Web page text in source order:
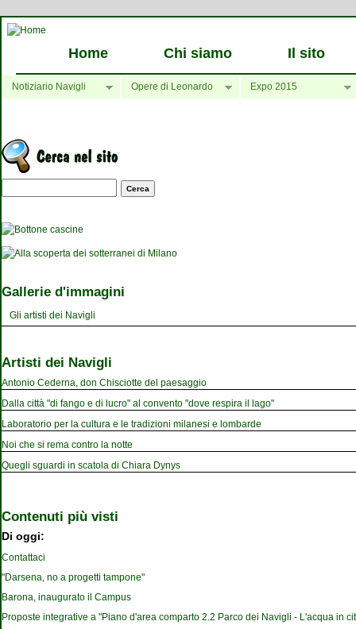
Home Chi siamo Il sito
Notiziario Navigli Opere di Leonardo Expo 2015
Maschera di ricerca
Gallerie d'immagini
Gli artisti dei Navigli
Artisti dei Navigli
Antonio Cederna, don Chisciotte del paesaggio
Dalla città "di fango e di lucro" al convento "dove respira il lago"
Laboratorio per la cultura e le tradizioni milanesi e lombarde
Noi che si rema contro la notte
Quegli sguardi in scatola di Chiara Dynys
Contenuti più visti
Di oggi:
Contattaci
"Darsena, no a progetti tampone"
Barona, inaugurato il Campus
Proposte integrative a "Piano d'area comparto 2.2 Parco dei Navigli - L'acqua in